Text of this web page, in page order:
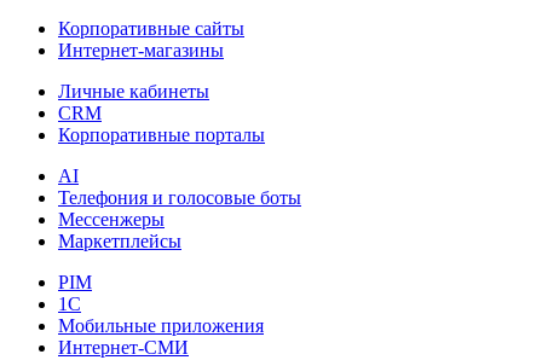
Корпоративные сайты
Интернет-магазины
Личные кабинеты
CRM
Корпоративные порталы
AI
Телефония и голосовые боты
Мессенжеры
Маркетплейсы
PIM
1C
Мобильные приложения
Интернет-СМИ